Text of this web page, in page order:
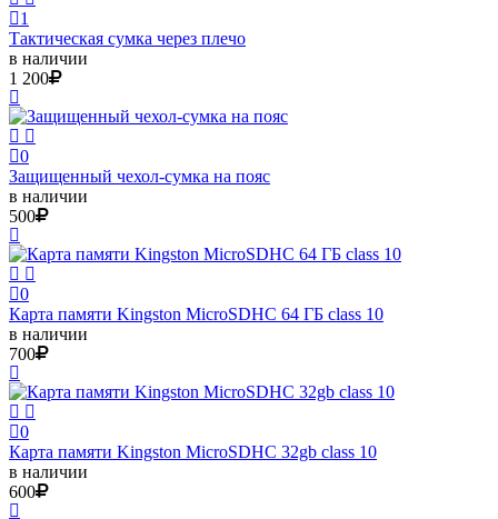
1
Тактическая сумка через плечо
в наличии
1 200
0
Защищенный чехол-сумка на пояс
в наличии
500
0
Карта памяти Kingston MicroSDHC 64 ГБ class 10
в наличии
700
0
Карта памяти Kingston MicroSDHC 32gb class 10
в наличии
600